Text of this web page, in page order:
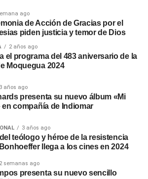
o inspectores.
y
ante El Niño
detectadas comprometen la
inundaciones. Por ello, la
recomendó a las autoridades
adoptar medidas urgentes para
familias y zonas de cultivo.
ago
de Acción de Gracias por el
piden justicia y temor de Dios
2 años ago
el programa del 483 aniversario de la
Moquegua 2024
3 años ago
presenta su nuevo álbum «Mi
en compañía de Indiomar
3 años ago
teólogo y héroe de la resistencia
llega a los cines en 2024
2 semanas ago
presenta su nuevo sencillo